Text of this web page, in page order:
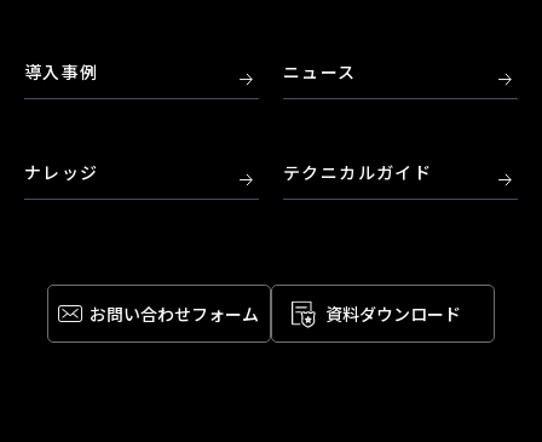
お問い合わせフォーム 資料ダウンロード
導入事例 ニュース
ナレッジ テクニカルガイド